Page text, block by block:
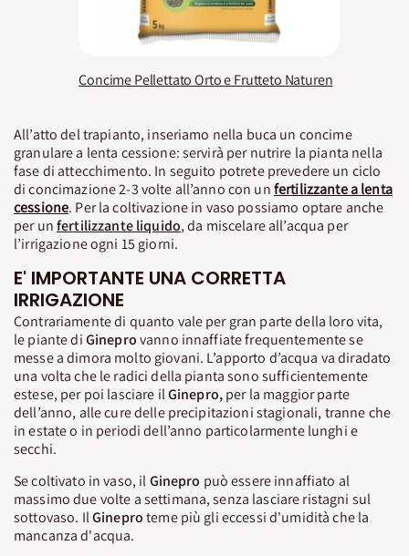
Concime Pellettato Orto e Frutteto Naturen
All’atto del trapianto, inseriamo nella buca un concime
granulare a lenta cessione: servirà per nutrire la pianta nella
fase di attecchimento. In seguito potrete prevedere un ciclo
di concimazione 2-3 volte all’anno con unfertilizzante a lenta
cessione. Per la coltivazione in vaso possiamo optare anche
per unfertilizzante liquido, da miscelare all’acqua per
l’irrigazione ogni 15 giorni.
E' IMPORTANTE UNA CORRETTA
IRRIGAZIONE
Contrariamente di quanto vale per gran parte della loro vita,
le piante diGineprovanno innaffiate frequentemente se
messe a dimora molto giovani. L’apporto d’acqua va diradato
una volta che le radici della pianta sono sufficientemente
estese, per poi lasciare ilGinepro,per la maggior parte
dell’anno, alle cure delle precipitazioni stagionali, tranne che
in estate o in periodi dell’anno particolarmente lunghi e
secchi.
Se coltivato in vaso, ilGinepro può essere innaffiato al
massimo due volte a settimana, senza lasciare ristagni sul
sottovaso. IlGineproteme più gli eccessi d'umidità che la
mancanza d'acqua.